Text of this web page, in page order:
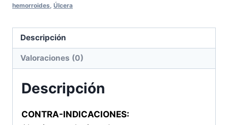
hemorroides Úlcera
Descripción
Valoraciones (0)
Descripción
CONTRA-INDICACIONES: